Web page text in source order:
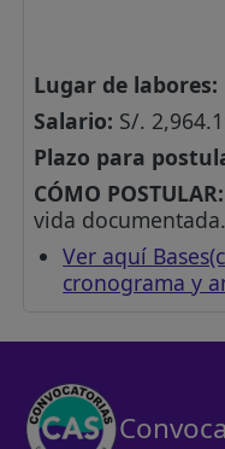
Lugar de labores:
Salario: S/.
Plazo para
CÓMO POSTULAR:
vida
Ver aquí
cronograma y